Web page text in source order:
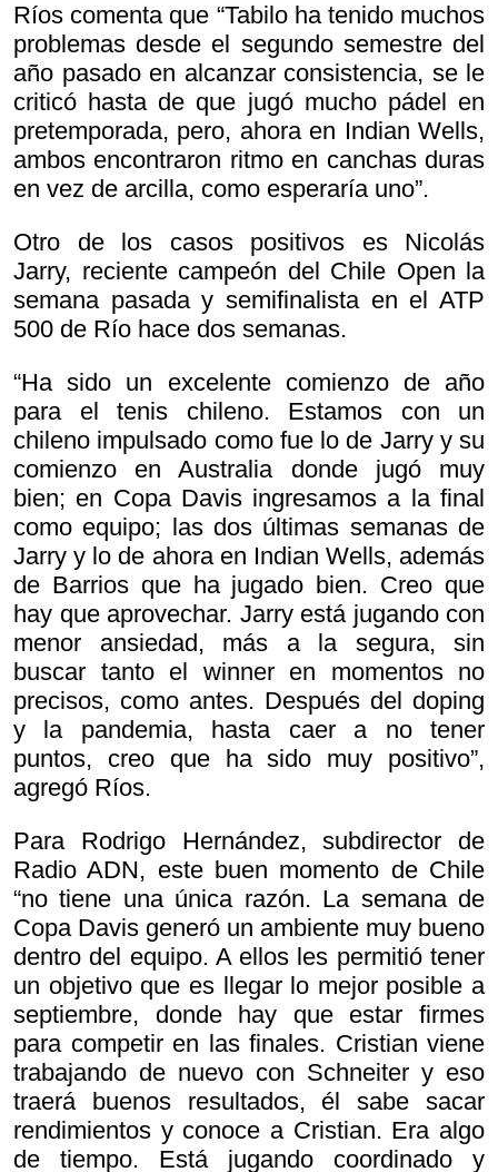
Ríos comenta que “Tabilo ha tenido muchos
problemas desde el segundo semestre del
año pasado en alcanzar consistencia, se le
criticó hasta de que jugó mucho pádel en
pretemporada, pero, ahora en Indian Wells,
ambos encontraron ritmo en canchas duras
en vez de arcilla, como esperaría uno”.
Otro de los casos positivos es Nicolás
Jarry, reciente campeón del Chile Open la
semana pasada y semifinalista en el ATP
500 de Río hace dos semanas.
“Ha sido un excelente comienzo de año
para el tenis chileno. Estamos con un
chileno impulsado como fue lo de Jarry y su
comienzo en Australia donde jugó muy
bien; en Copa Davis ingresamos a la final
como equipo; las dos últimas semanas de
Jarry y lo de ahora en Indian Wells, además
de Barrios que ha jugado bien. Creo que
hay que aprovechar. Jarry está jugando con
menor ansiedad, más a la segura, sin
buscar tanto el winner en momentos no
precisos, como antes. Después del doping
y la pandemia, hasta caer a no tener
puntos, creo que ha sido muy positivo”,
agregó Ríos.
Para Rodrigo Hernández, subdirector de
Radio ADN, este buen momento de Chile
“no tiene una única razón. La semana de
Copa Davis generó un ambiente muy bueno
dentro del equipo. A ellos les permitió tener
un objetivo que es llegar lo mejor posible a
septiembre, donde hay que estar firmes
para competir en las finales. Cristian viene
trabajando de nuevo con Schneiter y eso
traerá buenos resultados, él sabe sacar
rendimientos y conoce a Cristian. Era algo
de tiempo. Está jugando coordinado y